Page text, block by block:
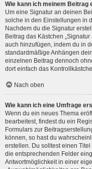
Wie kann ich meinem Beitrag
Um eine Signatur an deinen
solche in den Einstellungen in
Nachdem du die Signatur
Beitrag das Kästchen
auch hinzufügen, indem du in
standardmäßige Anhängen
einzelnen Beitrag dennoch
dort einfach das
Nach oben
Wie kann ich eine Umfrage
Wenn du ein neues Thema
bearbeitest, findest du ein
Formulars zur
können, so hast du
erstellen. Du solltest einen
die entsprechenden Felder
Antwortmöglichkeit in einer